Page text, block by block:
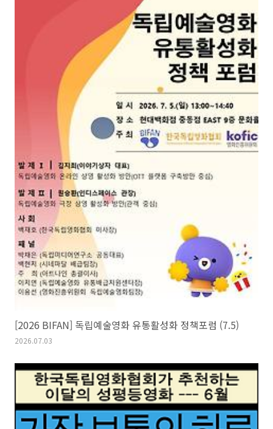
[2026 BIFAN] 독립예술영화 유통활성화 정책포럼 (7.5)
2026.07.03